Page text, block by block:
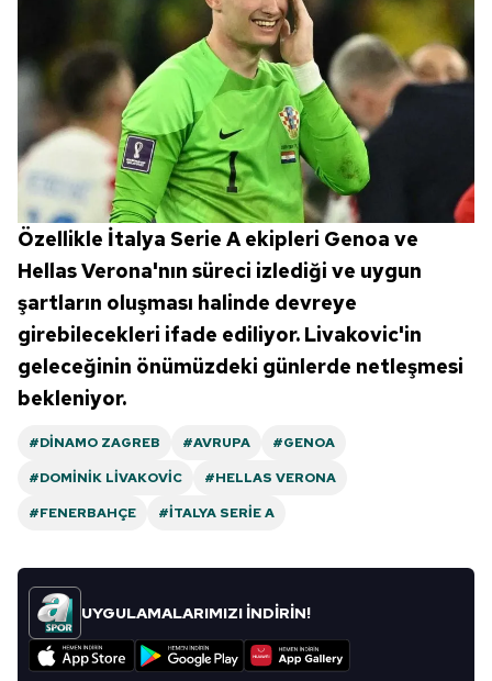
Özellikle İtalya Serie A ekipleri Genoa ve
Hellas Verona'nın süreci izlediği ve uygun
şartların oluşması halinde devreye
girebilecekleri ifade ediliyor. Livakovic'in
geleceğinin önümüzdeki günlerde netleşmesi
bekleniyor.
#DINAMO ZAGREB #AVRUPA
#GENOA
#DOMINIK LIVAKOVIC
#HELLAS VERONA
#FENERBAHÇE
#İTALYA SERIE A
UYGULAMALARIMIZI İNDİRİN!